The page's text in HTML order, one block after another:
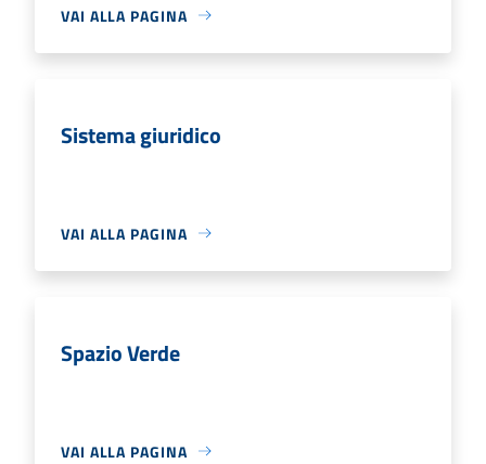
VAI ALLA PAGINA
Sistema giuridico
VAI ALLA PAGINA
Spazio Verde
VAI ALLA PAGINA